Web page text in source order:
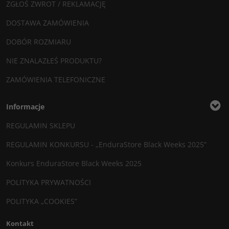
ZGŁOŚ ZWROT / REKLAMACJĘ
DOSTAWA ZAMÓWIENIA
DOBÓR ROZMIARU
NIE ZNALAZŁEŚ PRODUKTU?
ZAMÓWIENIA TELEFONICZNE
Informacje
REGULAMIN SKLEPU
REGULAMIN KONKURSU - „EnduraStore Black Weeks 2025”
Konkurs EnduraStore Black Weeks 2025
POLITYKA PRYWATNOŚCI
POLITYKA „COOKIES”
Kontakt